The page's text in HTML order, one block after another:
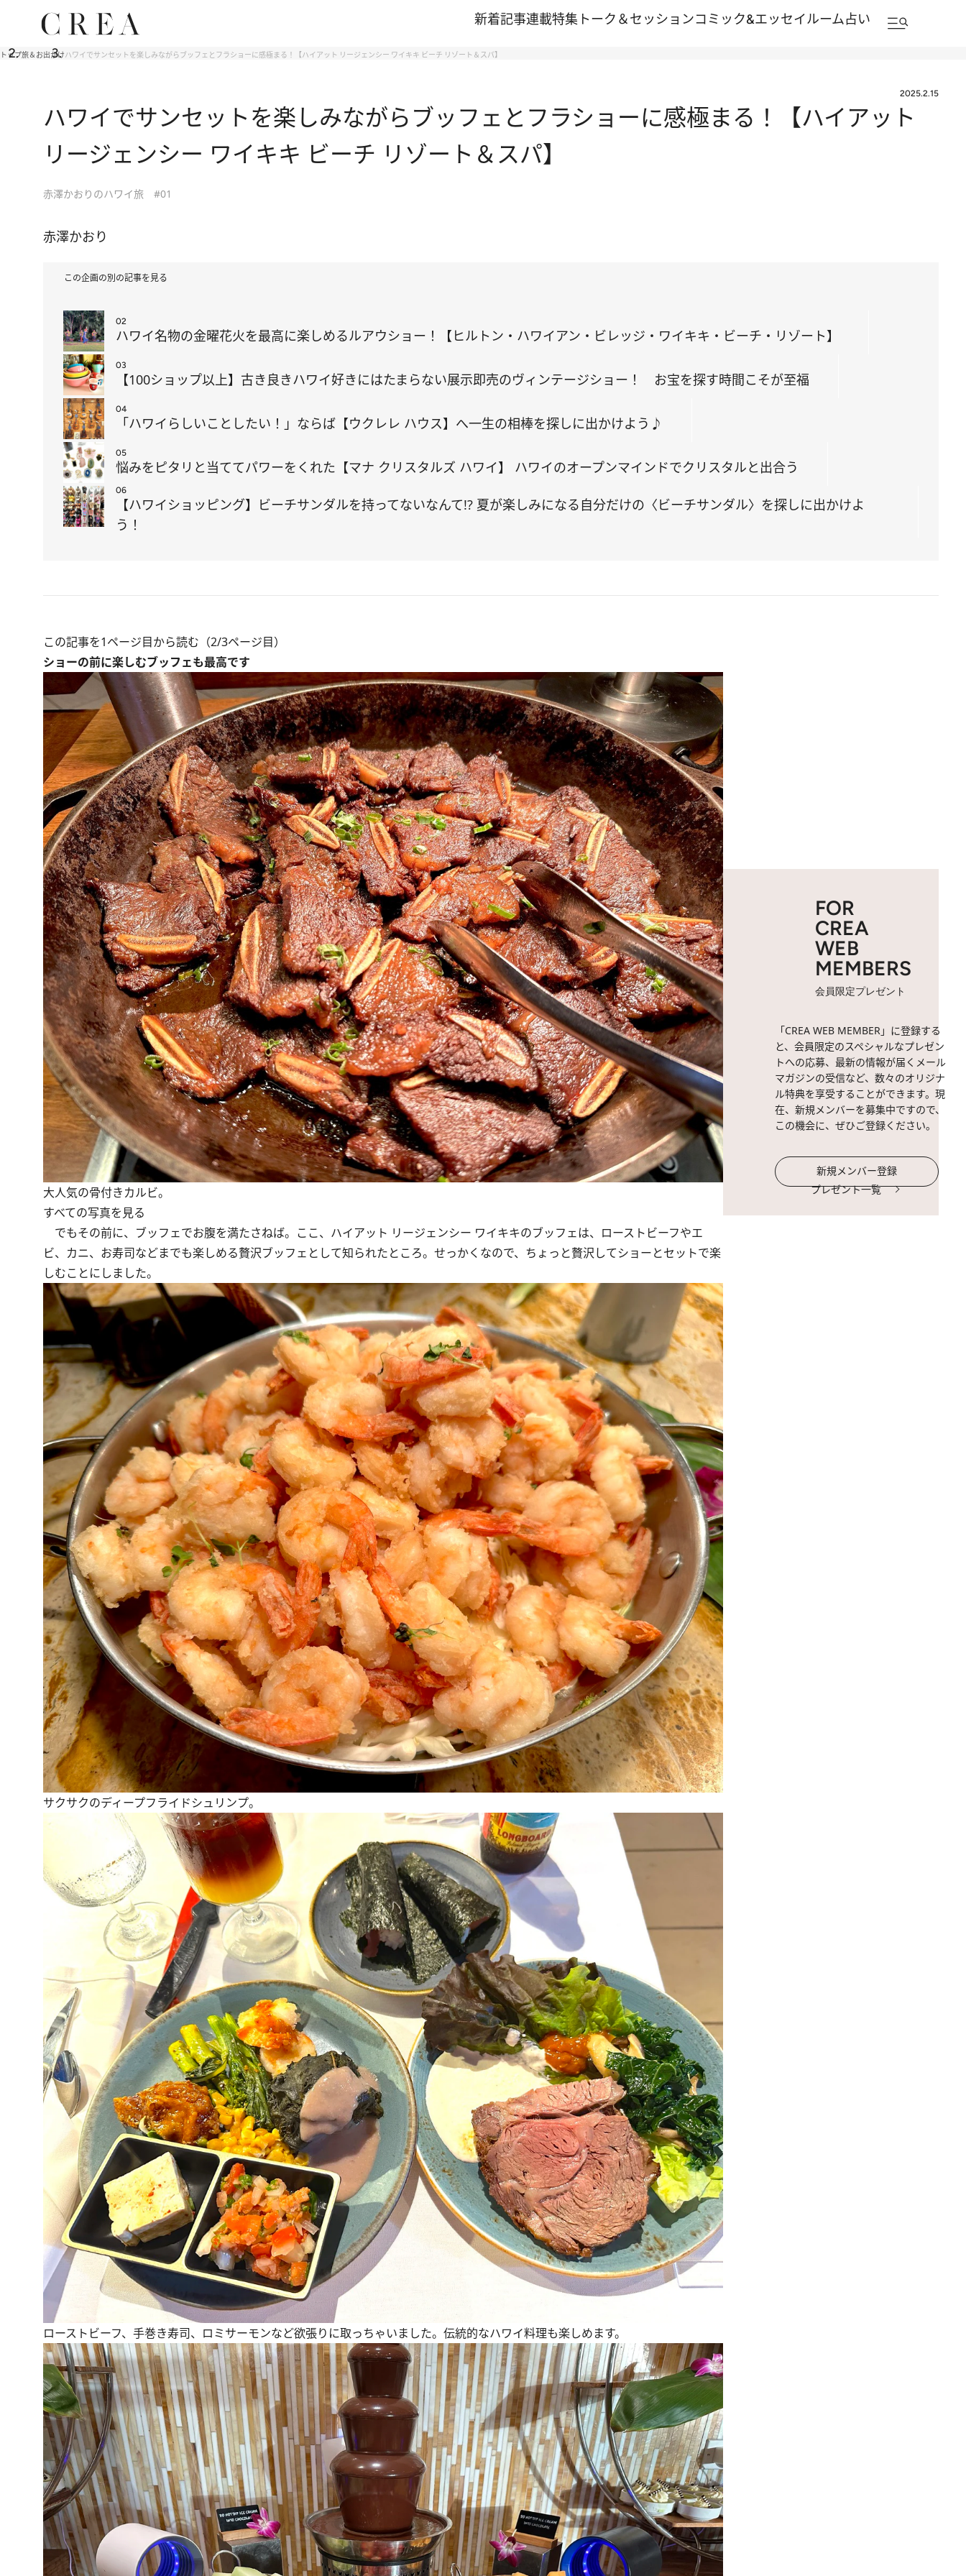
新着記事連載特集 トーク＆セッションコミック&エッセイルーム占い
トップ旅＆お出かけハワイでサンセットを楽しみながらブッフェとフラショーに感極まる！【ハイアット リージェンシー ワイキキ ビーチ リゾート＆スパ】
2025.2.15
ハワイでサンセットを楽しみながらブッフェとフラショーに感極まる！【ハイアット
リージェンシー ワイキキ ビーチ リゾート＆スパ】
赤澤かおりのハワイ旅 #01
赤澤かおり
この企画の別の記事を見る
02
ハワイ名物の金曜花火を最高に楽しめるルアウショー！【ヒルトン・ハワイアン・ビレッジ・ワイキキ・ビーチ・リゾート】
03
【100ショップ以上】古き良きハワイ好きにはたまらない展示即売のヴィンテージショー！ お宝を探す時間こそが至福
04
「ハワイらしいことしたい！」ならば【ウクレレ ハウス】へ一生の相棒を探しに出かけよう♪
05
悩みをピタリと当ててパワーをくれた【マナ クリスタルズ ハワイ】 ハワイのオープンマインドでクリスタルと出合う
06
【ハワイショッピング】ビーチサンダルを持ってないなんて!? 夏が楽しみになる自分だけの〈ビーチサンダル〉を探しに出かけよ
う！
この記事を1ページ目から読む（2/3ページ目）
ショーの前に楽しむブッフェも最高です
大人気の骨付きカルビ。
すべての写真を見る
でもその前に、ブッフェでお腹を満たさねば。ここ、ハイアット リージェンシー ワイキキのブッフェは、ローストビーフやエ
ビ、カニ、お寿司などまでも楽しめる贅沢ブッフェとして知られたところ。せっかくなので、ちょっと贅沢してショーとセットで楽
しむことにしました。
サクサクのディープフライドシュリンプ。
ローストビーフ、手巻き寿司、ロミサーモンなど欲張りに取っちゃいました。伝統的なハワイ料理も楽しめます。
FOR
CREA
WEB
MEMBERS
会員限定プレゼント
「CREA WEB MEMBER」に登録する
と、会員限定のスペシャルなプレゼン
トへの応募、最新の情報が届くメール
マガジンの受信など、数々のオリジナ
ル特典を享受することができます。現
在、新規メンバーを募集中ですので、
この機会に、ぜひご登録ください。
新規メンバー登録
プレゼント一覧